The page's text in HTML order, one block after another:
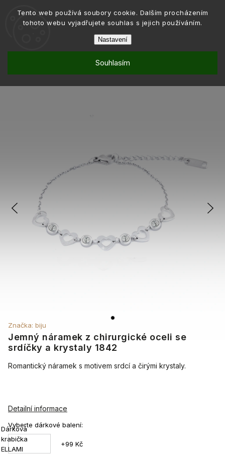
Tento web používá soubory cookie. Dalším procházením
tohoto webu vyjadřujete souhlas s jejich používáním.
Nastavení
Souhlasím
Šperky Náramky Náramky řetízkové
Jemný náramek z chirurgické oceli se
srdíčky a krystaly 1842
Značka: biju
Vyberte dárkové balení:
Dárková
krabička
ELLAMI
+99 Kč
Romantický náramek s motivem srdcí a čirými krystaly.
Detailní informace